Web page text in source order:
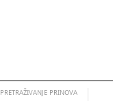
PRETRAŽIVANJE PRINOVA